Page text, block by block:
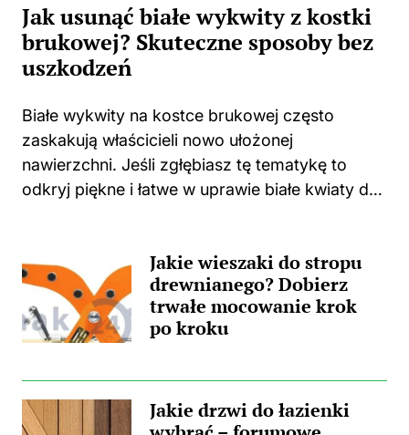
Jak usunąć białe wykwity z kostki
brukowej? Skuteczne sposoby bez
uszkodzeń
Białe wykwity na kostce brukowej często
zaskakują właścicieli nowo ułożonej
nawierzchni. Jeśli zgłębiasz tę tematykę to
odkryj piękne i łatwe w uprawie białe kwiaty do
położona kostka zaczyna...Jakie wieszaki do stropu
drewnianego? Dobierz
trwałe mocowanie krok
po kroku
Jakie drzwi do łazienki